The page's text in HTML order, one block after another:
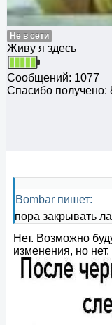
Не в сети
Живу я здесь
Сообщений: 1077
Спасибо получено:
Bombar пишет:
пора закрывать
Нет. Возможно
изменения, но